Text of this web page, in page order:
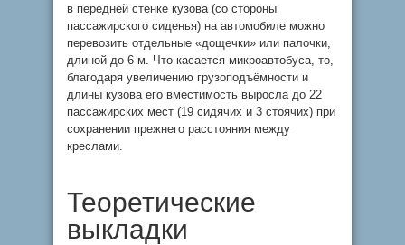
в передней стенке кузова (со стороны
пассажирского сиденья) на автомобиле можно
перевозить отдельные «дощечки» или палочки,
длиной до 6 м. Что касается микроавтобуса, то,
благодаря увеличению грузоподъёмности и
длины кузова его вместимость выросла до 22
пассажирских мест (19 сидячих и 3 стоячих) при
сохранении прежнего расстояния между
креслами.
Теоретические
выкладки